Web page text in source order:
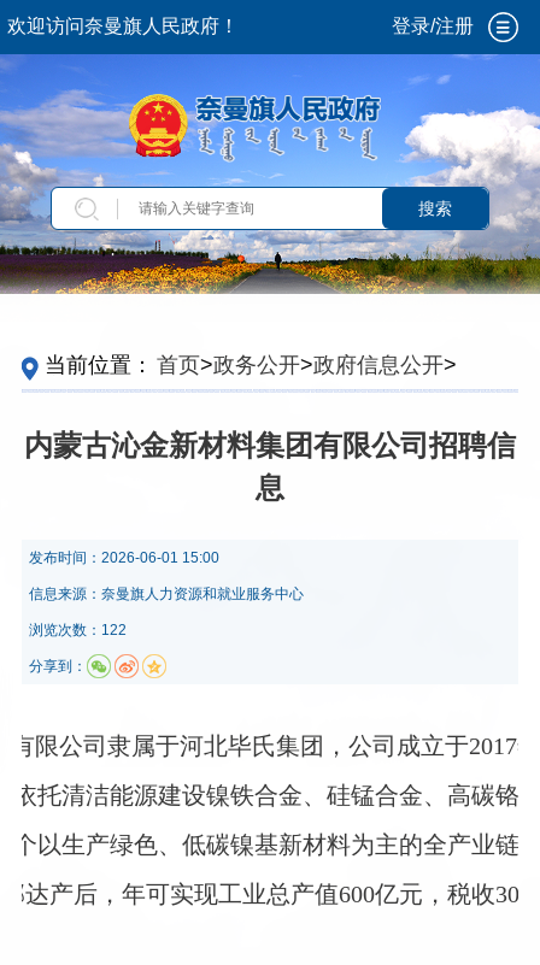
欢迎访问奈曼旗人民政府！ 登录/注册
搜索
当前位置： 首页>政务公开>政府信息公开>
定主动公开内容>重点领域信息>稳岗就业>岗
内蒙古沁金新材料集团有限公司招聘信
息
发布时间： 2026-06-01 15:00
信息来源： ​奈曼旗人力资源和就业服务中心
浏览次数：122
分享到：
限公司隶属于河北毕氏集团，公司成立于2017
依托清洁能源建设镍铁合金、硅锰合金、高碳铬
以生产绿色、低碳镍基新材料为主的全产业链
达产后，年可实现工业总产值600亿元，税收30